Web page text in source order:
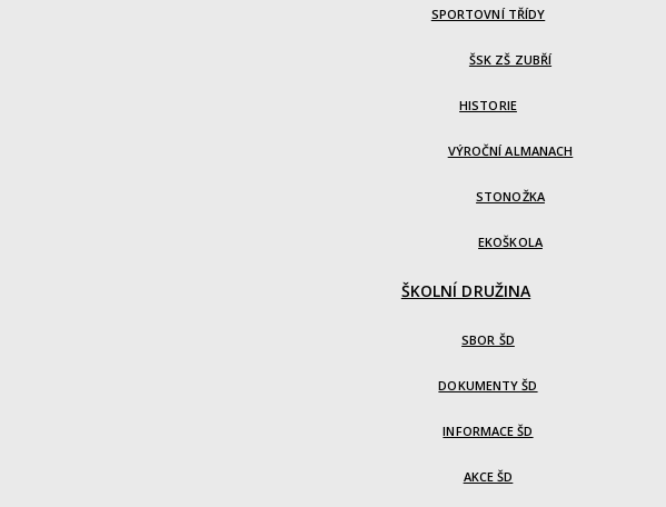
SPORTOVNÍ TŘÍDY
ŠSK ZŠ ZUBŘÍ
HISTORIE
VÝROČNÍ ALMANACH
STONOŽKA
EKOŠKOLA
ŠKOLNÍ DRUŽINA
SBOR ŠD
DOKUMENTY ŠD
INFORMACE ŠD
AKCE ŠD